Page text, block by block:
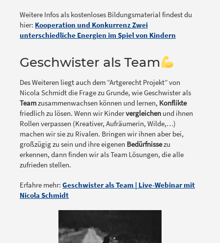
Weitere Infos als kostenloses Bildungsmaterial findest du
hier: Kooperation und Konkurrenz Zwei
unterschiedliche Energien im Spiel von Kindern
Geschwister als Team
Des Weiteren liegt auch dem “Artgerecht Projekt” von
Nicola Schmidt die Frage zu Grunde, wie Geschwister als
Teamzusammenwachsen können und lernen, Konflikte
friedlich zu lösen. Wenn wir Kindervergleichen und ihnen
Rollen verpassen (Kreativer, Aufräumerin, Wilde,…)
machen wir sie zu Rivalen. Bringen wir ihnen aber bei,
großzügig zu sein und ihre eigenen Bedürfnissezu
erkennen, dann finden wir als Team Lösungen, die alle
zufrieden stellen.
Erfahre mehr: Geschwister als Team | Live-Webinar mit
Nicola Schmidt